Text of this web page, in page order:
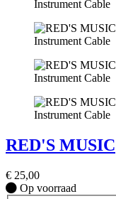
RED'S MUSIC
€ 25,00
Op
Op voorraad